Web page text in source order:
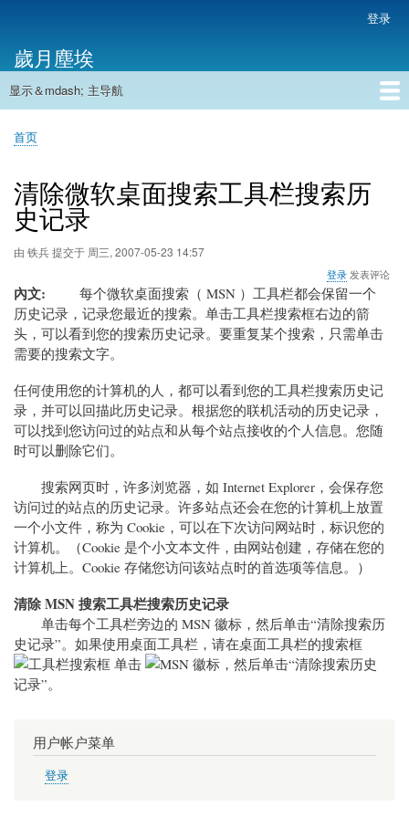
主
内
帐
户
菜
单
登录
歲月塵埃
主
航
显示＆mdash; 主导航
首页
面
屑
首页
清除微软桌面搜索工具栏搜索历
史记录
由 铁兵提交于 周三, 2007-05-23 14:57
登录 发表评论
內文
每个微软桌面搜索（ MSN ）工具栏都会保留一个
历史记录，记录您最近的搜索。单击工具栏搜索框右边的箭
头，可以看到您的搜索历史记录。要重复某个搜索，只需单击
需要的搜索文字。
任何使用您的计算机的人，都可以看到您的工具栏搜索历史记
录，并可以回描此历史记录。根据您的联机活动的历史记录，
可以找到您访问过的站点和从每个站点接收的个人信息。您随
时可以删除它们。
搜索网页时，许多浏览器，如 Internet Explorer，会保存您
访问过的站点的历史记录。许多站点还会在您的计算机上放置
一个小文件，称为 Cookie，可以在下次访问网站时，标识您的
计算机。（Cookie 是个小文本文件，由网站创建，存储在您的
计算机上。Cookie 存储您访问该站点时的首选项等信息。）
清除 MSN 搜索工具栏搜索历史记录
单击每个工具栏旁边的 MSN 徽标，然后单击“清除搜索历
史记录”。如果使用桌面工具栏，请在桌面工具栏的搜索框
单击
，然后单击“清除搜索历史
记录”。
用户帐户菜单
登录